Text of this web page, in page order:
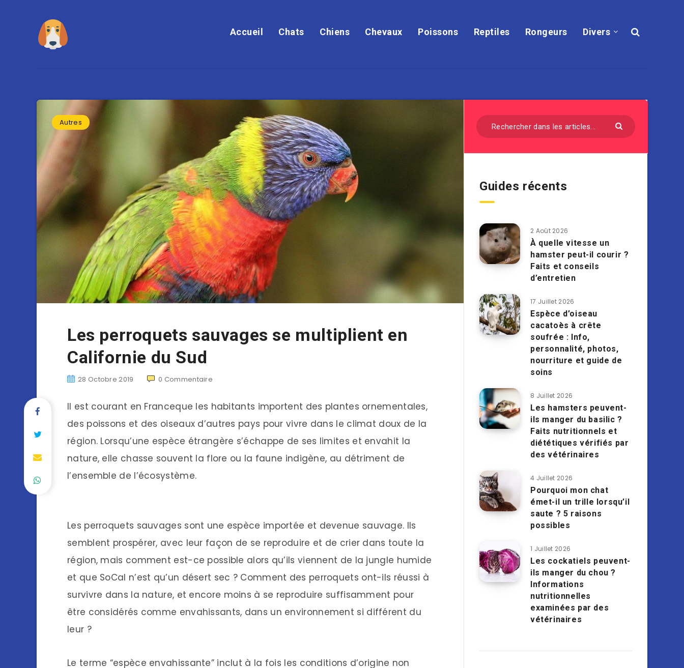
Accueil Chats Chiens Chevaux Poissons Reptiles Rongeurs Divers
Autres
Les perroquets sauvages se multiplient en
Californie du Sud
28 Octobre 2019 0 Commentaire
Il est courant en Franceque les habitants importent des plantes ornementales,
des poissons et des oiseaux d’autres pays pour vivre dans le climat doux de la
région. Lorsqu’une espèce étrangère s’échappe de ses limites et envahit la
nature, elle chasse souvent la flore ou la faune indigène, au détriment de
l’ensemble de l’écosystème.
Les perroquets sauvages sont une espèce importée et devenue sauvage. Ils
semblent prospérer, avec leur façon de se reproduire et de crier dans toute la
région, mais comment est-ce possible alors qu’ils viennent de la jungle humide
et que SoCal n’est qu’un désert sec ? Comment des perroquets ont-ils réussi à
survivre dans la nature, et encore moins à se reproduire suffisamment pour
être considérés comme envahissants, dans un environnement si différent du
leur ?
Le terme “espèce envahissante” inclut à la fois les conditions d’origine non
Guides récents
2 Août 2026
À quelle vitesse un
hamster peut-il courir ?
Faits et conseils
d’entretien
17 Juillet 2026
Espèce d’oiseau
cacatoès à crête
soufrée : Info,
personnalité, photos,
nourriture et guide de
soins
8 Juillet 2026
Les hamsters peuvent-
ils manger du basilic ?
Faits nutritionnels et
diététiques vérifiés par
des vétérinaires
4 Juillet 2026
Pourquoi mon chat
émet-il un trille lorsqu’il
saute ? 5 raisons
possibles
1 Juillet 2026
Les cockatiels peuvent-
ils manger du chou ?
Informations
nutritionnelles
examinées par des
vétérinaires